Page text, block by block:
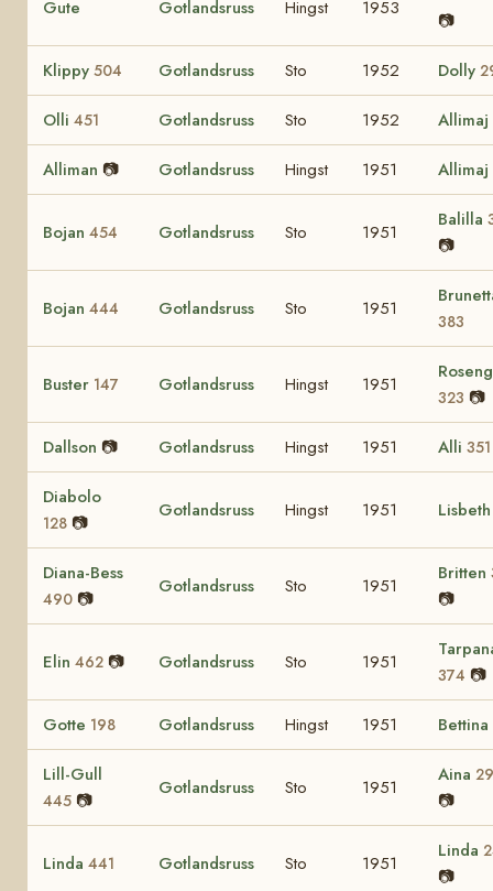
Gute Gotlandsruss Hingst 1953
📷
Klippy 504 Gotlandsruss Sto 1952 Dolly
Olli 451 Gotlandsruss Sto 1952 Allimaj
Alliman 📷 Gotlandsruss Hingst 1951 Allimaj
Bojan 454 Gotlandsruss Sto 1951
Balilla
📷
Bojan 444 Gotlandsruss Sto 1951
383
Buster 147 Gotlandsruss Hingst 1951
323 📷
Dallson 📷 Gotlandsruss Hingst 1951 Alli 351
Diabolo
128 📷
Gotlandsruss Hingst 1951
Diana-Bess
490 📷
Gotlandsruss Sto 1951
Britten
📷
Elin 462 📷 Gotlandsruss Sto 1951
374 📷
Gotte 198 Gotlandsruss Hingst 1951 Bettina
Lill-Gull
445 📷
Gotlandsruss Sto 1951
Aina
📷
Linda 441 Gotlandsruss Sto 1951
Linda
📷